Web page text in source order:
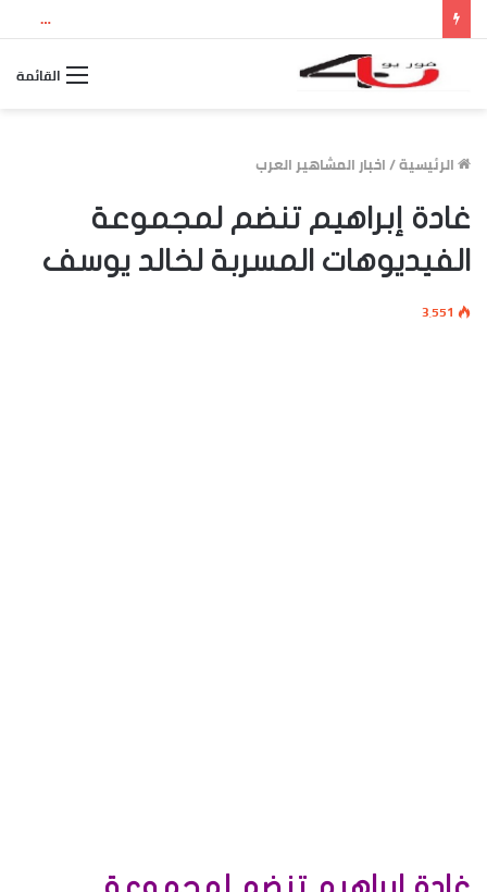
نتيجة الثانوية العامة 2026 بالاسم ورقم الجلوس.. استعلم الآن عن درجاتك والمجموع الكلي
القائمة
الرئيسية/اخبار المشاهير العرب
غادة إبراهيم تنضم لمجموعة
الفيديوهات المسربة لخالد يوسف
3٬551